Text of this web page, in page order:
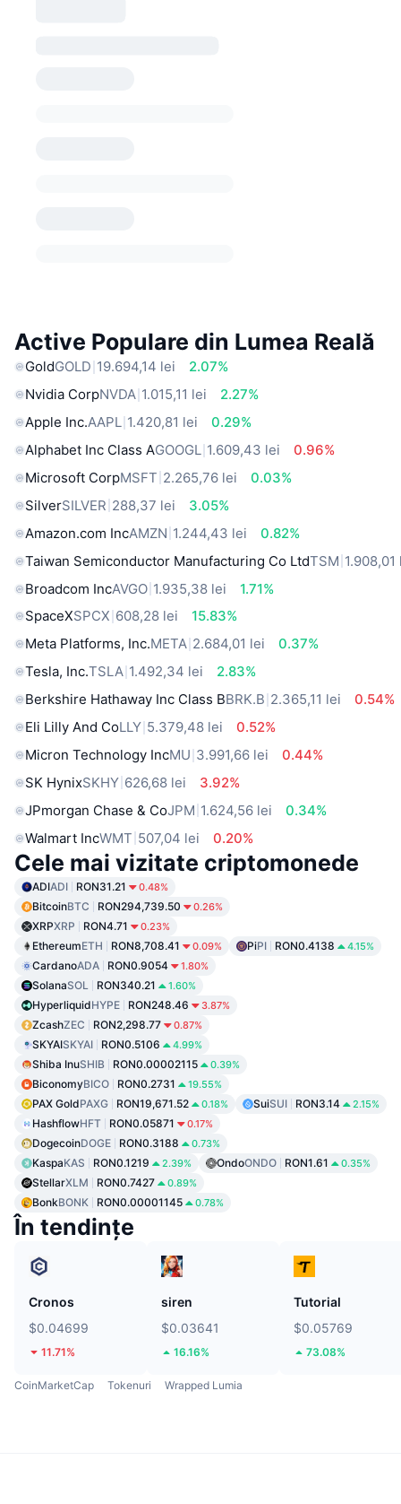
Active Populare din Lumea Reală
GoldGOLD 19.694,14 lei
2.07%
Nvidia CorpNVDA 1.015,11 lei
2.27%
Apple Inc.AAPL 1.420,81 lei
0.29%
Alphabet Inc Class AGOOGL 1.609,43 lei
0.96%
Microsoft CorpMSFT 2.265,76 lei
0.03%
SilverSILVER 288,37 lei
3.05%
Amazon.com IncAMZN 1.244,43 lei
0.82%
Taiwan Semiconductor Manufacturing Co LtdTSM 1.908,01
Broadcom IncAVGO 1.935,38 lei
1.71%
SpaceXSPCX 608,28 lei
15.83%
Meta Platforms, Inc.META 2.684,01 lei
0.37%
Tesla, Inc.TSLA 1.492,34 lei
2.83%
Berkshire Hathaway Inc Class BBRK.B 2.365,11 lei
0.54%
Eli Lilly And CoLLY 5.379,48 lei
0.52%
Micron Technology IncMU 3.991,66 lei
0.44%
SK HynixSKHY 626,68 lei
3.92%
JPmorgan Chase & CoJPM 1.624,56 lei
0.34%
Walmart IncWMT 507,04 lei 0.20%
Cele mai vizitate criptomonede
ADIADI RON31.21 0.48%
BitcoinBTC RON294,739.50 0.26%
XRPXRP RON4.71 0.23%
EthereumETH RON8,708.41 0.09% PiPI RON0.4138 4.15%
CardanoADA RON0.9054 1.80%
SolanaSOL RON340.21 1.60%
HyperliquidHYPE RON248.46 3.87%
ZcashZEC RON2,298.77 0.87%
SKYAISKYAI RON0.5106 4.99%
Shiba InuSHIB RON0.00002115 0.39%
BiconomyBICO RON0.2731 19.55%
PAX GoldPAXG RON19,671.52 0.18% SuiSUI RON3.14 2.15%
HashflowHFT RON0.05871 0.17%
DogecoinDOGE RON0.3188 0.73%
KaspaKAS RON0.1219 2.39% OndoONDO RON1.61 0.35%
StellarXLM RON0.7427 0.89%
BonkBONK RON0.00001145 0.78%
În tendințe
Cronos
$0.04699
11.71%
siren
$0.03641
16.16%
Tutorial
$0.05769
73.08%
CoinMarketCap Tokenuri Wrapped Lumia